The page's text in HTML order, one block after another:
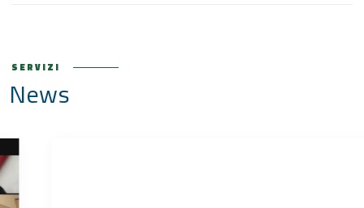
SERVIZI
News